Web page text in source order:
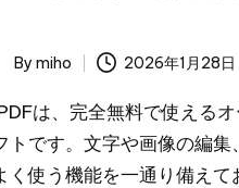
By miho 2026年1月28日
は、完全無料で使える
トです。文字や画像の編
く使う機能を一通り備え